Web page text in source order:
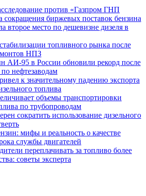
против «Газпром ГНП
сокращения биржевых поставок бензина
второе место по дешевизне дизеля в
топливного рынка после
НПЗ
АИ-95 в России обновили рекорд после
нефтезаводам
к значительному падению экспорта
топлива
объемы транспортировки
по трубопроводам
сократить использование дизельного
мифы и реальность о качестве
службы двигателей
переплачивать за топливо более
советы эксперта